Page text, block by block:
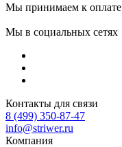
Мы принимаем к оплате
Мы в социальных сетях
Контакты для связи
8 (499) 350-87-47
info@striwer.ru
Компания